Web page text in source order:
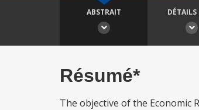
ABSTRAIT DÉTAILS
Résumé*
The objective of the Economic